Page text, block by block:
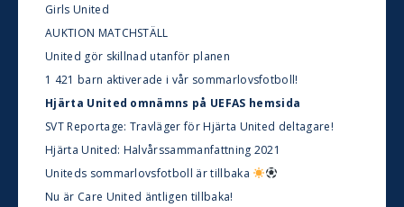
Girls United
AUKTION MATCHSTÄLL
United gör skillnad utanför planen
1 421 barn aktiverade i vår sommarlovsfotboll!
Hjärta United omnämns på UEFAS hemsida
SVT Reportage: Travläger för Hjärta United deltagare!
Hjärta United: Halvårssammanfattning 2021
Uniteds sommarlovsfotboll är tillbaka
Nu är Care United äntligen tillbaka!